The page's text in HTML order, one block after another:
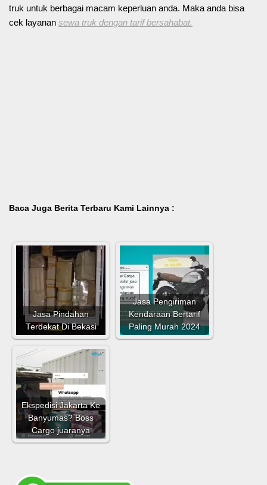
truk untuk berbagai macam keperluan anda. Maka anda bisa
cek layanan sewa truk dengan tarif bersahabat.
Baca Juga Berita Terbaru Kami Lainnya :
Jasa Pindahan
Terdekat Di Bekasi
Jasa Pengiriman
Kendaraan Bertarif
Paling Murah 2024
Ekspedisi Jakarta Ke
Banyumas? Boss
Cargo juaranya